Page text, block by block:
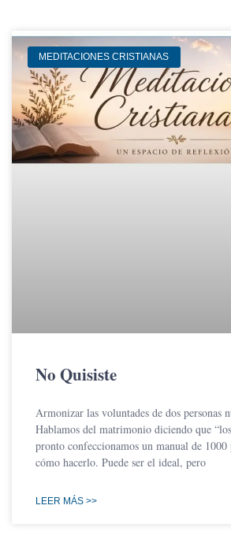
MEDITACIONES CRISTIANAS
No Quisiste
Armonizar las voluntades de dos personas
Hablamos del matrimonio diciendo que
pronto confeccionamos un manual de 1000
cómo hacerlo. Puede ser el ideal, pero
LEER MÁS >>